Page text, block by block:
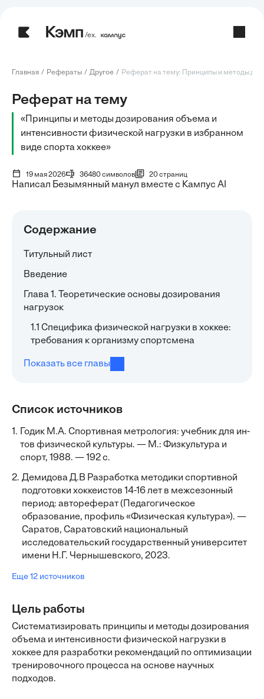
/ех.
Главная Рефераты Другое Реферат на тему: Принципы и методы
Реферат на тему
«Принципы и методы дозирования объема и
интенсивности физической нагрузки в избранном
виде спорта хоккее»
19 мая 2026 36480 символов 20 страниц
Написал Безымянный манул вместе с Кампус AI
Содержание
Титульный лист
Введение
Глава 1. Теоретические основы дозирования
нагрузок
1.1 Специфика физической нагрузки в хоккее:
требования к организму спортсмена
Показать все главы
Список источников
1.
Годик М.А. Спортивная метрология: учебник для ин-
тов физической культуры. — М.: Физкультура и
спорт, 1988. — 192 с.
2. Демидова Д.В Разработка методики спортивной
подготовки хоккеистов 14-16 лет в межсезонный
период: автореферат (Педагогическое
образование, профиль «Физическая культура»). —
Саратов, Саратовский национальный
исследовательский государственный университет
имени Н.Г. Чернышевского, 2023.
Еще 12 источников
Цель работы
Систематизировать принципы и методы дозирования
объема и интенсивности физической нагрузки в
хоккее для разработки рекомендаций по оптимизации
тренировочного процесса на основе научных
подходов.